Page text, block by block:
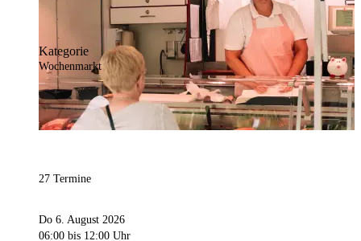
Kategorie
Wochenmarkt
27 Termine
Do 6. August 2026
06:00 bis 12:00 Uhr